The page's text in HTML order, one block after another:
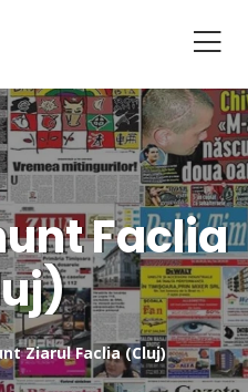
Faclia
Ziarul Faclia (Cluj)